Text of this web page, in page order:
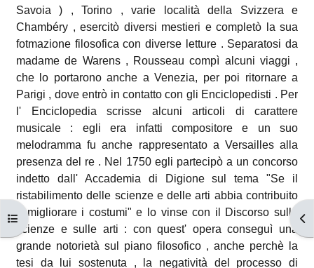
Apri indice del corso
Savoia ) , Torino , varie località della Svizzera e
Chambéry , esercitò diversi mestieri e completò la sua
fotmazione filosofica con diverse letture . Separatosi da
madame de Warens , Rousseau compì alcuni viaggi ,
che lo portarono anche a Venezia, per poi ritornare a
Parigi , dove entrò in contatto con gli Enciclopedisti . Per
l' Enciclopedia scrisse alcuni articoli di carattere
musicale : egli era infatti compositore e un suo
melodramma fu anche rappresentato a Versailles alla
presenza del re . Nel 1750 egli partecipò a un concorso
indetto dall' Accademia di Digione sul tema "Se il
ristabilimento delle scienze e delle arti abbia contribuito
a migliorare i costumi" e lo vinse con il Discorso sulle
scienze e sulle arti : con quest' opera conseguì una
grande notorietà sul piano filosofico , anche perchè la
tesi da lui sostenuta , la negatività del processo di